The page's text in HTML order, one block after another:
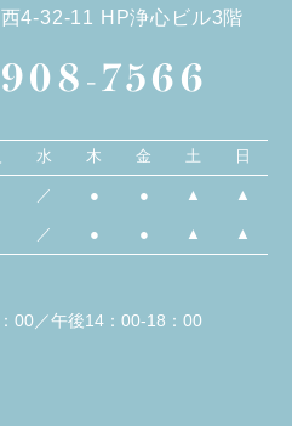
4-32-11 HP浄心ビル3階
7566
水 木 金 土 日
／ ● ● ▲ ▲
／ ● ● ▲ ▲
00／午後14：00-18：00